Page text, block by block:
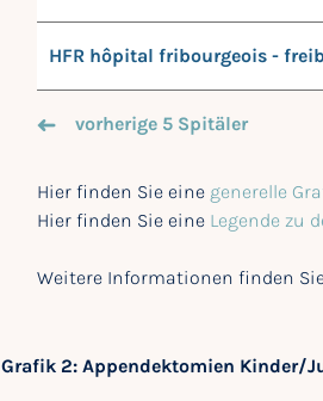
HFR hôpital fribourgeois -
vorherige 5 Spitäler
Hier finden Sie eine generelle
Hier finden Sie eine Legende zu
Weitere Informationen finden
Grafik 2: Appendektomien Kinder/